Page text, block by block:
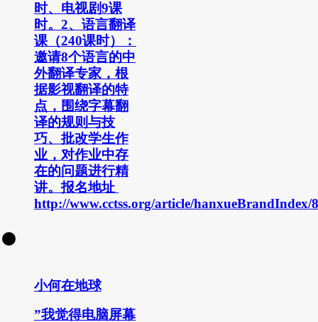
时、电视剧9课
时。2、语言翻译
课（240课时）：
邀请8个语言的中
外翻译专家，根
据影视翻译的特
点，围绕字幕翻
译的规则与技
巧、批改学生作
业，对作业中存
在的问题进行精
讲。报名地址
http://www.cctss.org/article/hanxueBrandIndex/
小何在地球
”我觉得电脑屏幕